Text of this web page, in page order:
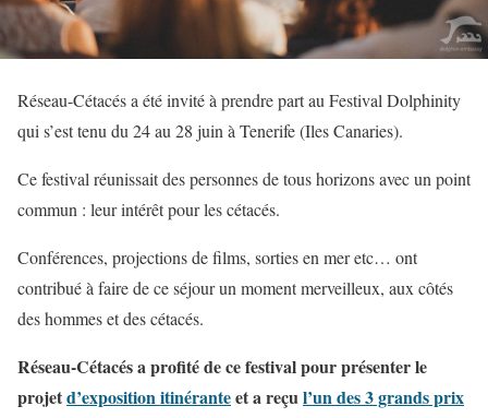
Réseau-Cétacés a été invité à prendre part au Festival Dolphinity
qui s’est tenu du 24 au 28 juin à Tenerife (Iles Canaries).
Ce festival réunissait des personnes de tous horizons avec un point
commun : leur intérêt pour les cétacés.
Conférences, projections de films, sorties en mer etc… ont
contribué à faire de ce séjour un moment merveilleux, aux côtés
des hommes et des cétacés.
Réseau-Cétacés a profité de ce festival pour présenter le
projetd’exposition itinéranteet a reçul’un des 3 grands prix